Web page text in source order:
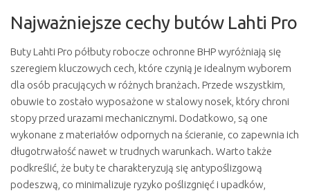
Najważniejsze cechy butów Lahti Pro
Buty Lahti Pro półbuty robocze ochronne BHP wyróżniają się
szeregiem kluczowych cech, które czynią je idealnym wyborem
dla osób pracujących w różnych branżach. Przede wszystkim,
obuwie to zostało wyposażone w stalowy nosek, który chroni
stopy przed urazami mechanicznymi. Dodatkowo, są one
wykonane z materiałów odpornych na ścieranie, co zapewnia ich
długotrwałość nawet w trudnych warunkach. Warto także
podkreślić, że buty te charakteryzują się antypoślizgową
podeszwą, co minimalizuje ryzyko poślizgnięć i upadków,